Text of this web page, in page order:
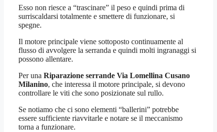
Esso non riesce a “trascinare” il peso e quindi prima di
surriscaldarsi totalmente e smettere di funzionare, si
spegne.
Il motore principale viene sottoposto continuamente al
flusso di avvolgere la serranda e quindi molti ingranaggi si
possono allentare.
Per una Riparazione serrande Via Lomellina Cusano
Milanino, che interessa il motore principale, si devono
controllare le viti che sono posizionate sul rullo.
Se notiamo che ci sono elementi “ballerini” potrebbe
essere sufficiente riavvitarle e notare se il meccanismo
torna a funzionare.